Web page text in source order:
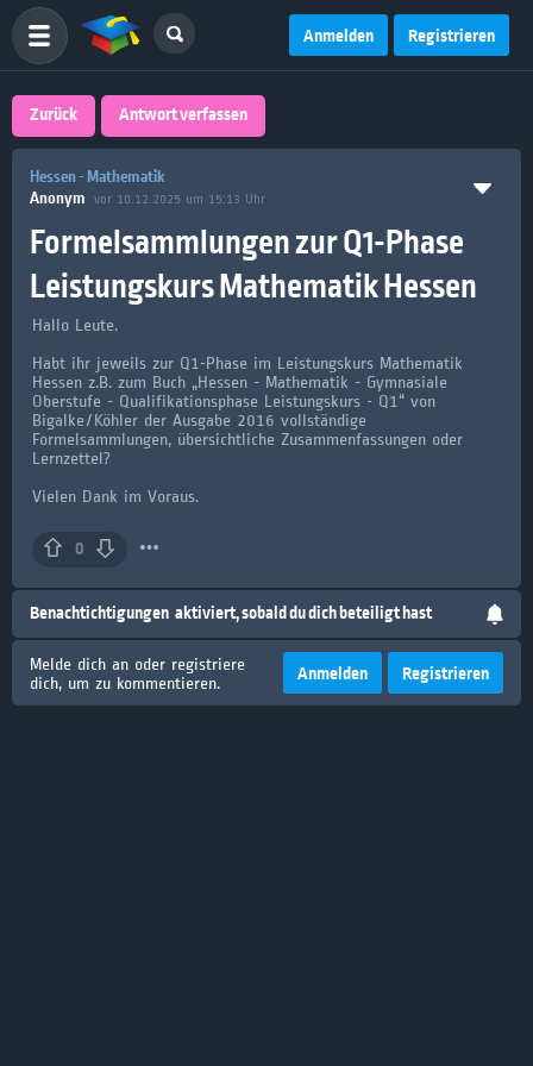
Anmelden Registrieren
Zurück Antwort verfassen
Hessen - Mathematik
Anonym
vor 10.12.2025 um 15:13 Uhr
Formelsammlungen zur Q1-Phase
Leistungskurs Mathematik Hessen
Hallo Leute.
Habt ihr jeweils zur Q1-Phase im Leistungskurs Mathematik
Hessen z.B. zum Buch „Hessen - Mathematik - Gymnasiale
Oberstufe - Qualifikationsphase Leistungskurs - Q1“ von
Bigalke/Köhler der Ausgabe 2016 vollständige
Formelsammlungen, übersichtliche Zusammenfassungen oder
Lernzettel?
Vielen Dank im Voraus.
0
Benachtichtigungen aktiviert, sobald du dich beteiligt hast
Melde dich an oder registriere
dich, um zu kommentieren.
Anmelden Registrieren